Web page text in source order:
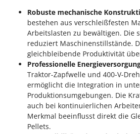
Solidur
Spice Electronics
Spiralmac
Spring Protezione
Spyro
Stanley
Stiga
Stocker
Sunseeker
Robuste mechanische
bestehen aus verschleißfesten
Arbeitslasten zu bewältigen. Die
reduziert Maschinenstillstände.
gleichbleibende Produktivität
Professionelle
Traktor-Zapfwelle und 400-V-
ermöglicht die Integration in
Produktionsumgebungen. Die
auch bei kontinuierlichen
Merkmal beeinflusst direkt die
Pellets.